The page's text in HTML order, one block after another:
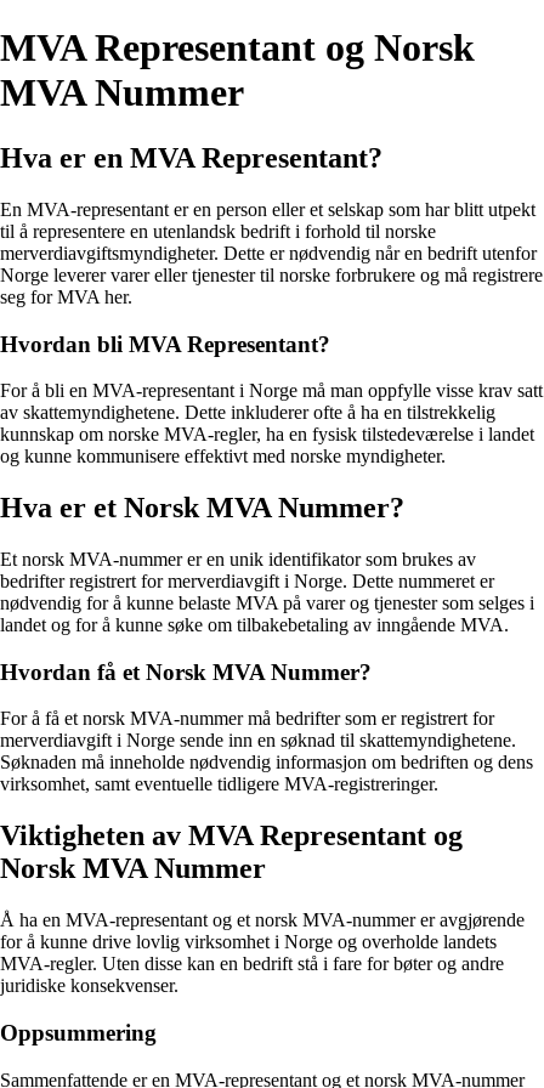
MVA Representant og Norsk
MVA Nummer
Hva er en MVA Representant?
En MVA-representant er en person eller et selskap som har blitt utpekt
til å representere en utenlandsk bedrift i forhold til norske
merverdiavgiftsmyndigheter. Dette er nødvendig når en bedrift utenfor
Norge leverer varer eller tjenester til norske forbrukere og må registrere
seg for MVA her.
Hvordan bli MVA Representant?
For å bli en MVA-representant i Norge må man oppfylle visse krav satt
av skattemyndighetene. Dette inkluderer ofte å ha en tilstrekkelig
kunnskap om norske MVA-regler, ha en fysisk tilstedeværelse i landet
og kunne kommunisere effektivt med norske myndigheter.
Hva er et Norsk MVA Nummer?
Et norsk MVA-nummer er en unik identifikator som brukes av
bedrifter registrert for merverdiavgift i Norge. Dette nummeret er
nødvendig for å kunne belaste MVA på varer og tjenester som selges i
landet og for å kunne søke om tilbakebetaling av inngående MVA.
Hvordan få et Norsk MVA Nummer?
For å få et norsk MVA-nummer må bedrifter som er registrert for
merverdiavgift i Norge sende inn en søknad til skattemyndighetene.
Søknaden må inneholde nødvendig informasjon om bedriften og dens
virksomhet, samt eventuelle tidligere MVA-registreringer.
Viktigheten av MVA Representant og
Norsk MVA Nummer
Å ha en MVA-representant og et norsk MVA-nummer er avgjørende
for å kunne drive lovlig virksomhet i Norge og overholde landets
MVA-regler. Uten disse kan en bedrift stå i fare for bøter og andre
juridiske konsekvenser.
Oppsummering
Sammenfattende er en MVA-representant og et norsk MVA-nummer